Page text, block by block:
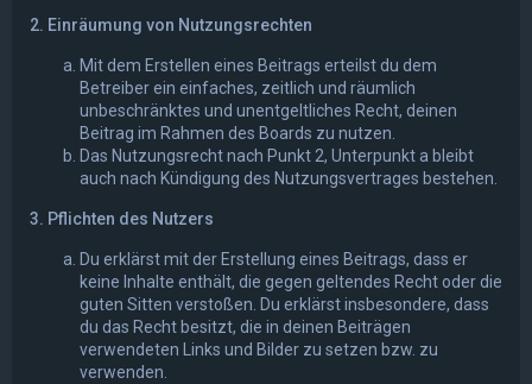
2. Einräumung von Nutzungsrechten
Mit dem Erstellen eines Beitrags erteilst du dem
Betreiber ein einfaches, zeitlich und räumlich
unbeschränktes und unentgeltliches Recht, deinen
Beitrag im Rahmen des Boards zu nutzen.
Das Nutzungsrecht nach Punkt 2, Unterpunkt a bleibt
auch nach Kündigung des Nutzungsvertrages bestehen.
3. Pflichten des Nutzers
Du erklärst mit der Erstellung eines Beitrags, dass er
keine Inhalte enthält, die gegen geltendes Recht oder die
guten Sitten verstoßen. Du erklärst insbesondere, dass
du das Recht besitzt, die in deinen Beiträgen
verwendeten Links und Bilder zu setzen bzw. zu
verwenden.